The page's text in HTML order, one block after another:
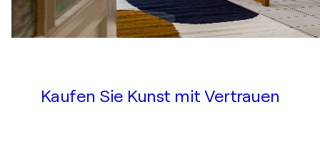
Kaufen Sie Kunst mit Vertrauen